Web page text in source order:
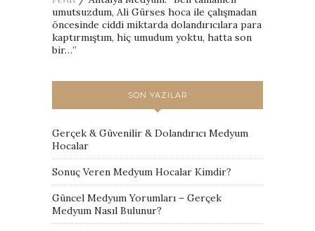
umutsuzdum, Ali Gürses hoca ile çalışmadan
öncesinde ciddi miktarda dolandırıcılara para
kaptırmıştım, hiç umudum yoktu, hatta son
bir…”
SON YAZILAR
Gerçek & Güvenilir & Dolandırıcı Medyum
Hocalar
Sonuç Veren Medyum Hocalar Kimdir?
Güncel Medyum Yorumları – Gerçek
Medyum Nasıl Bulunur?